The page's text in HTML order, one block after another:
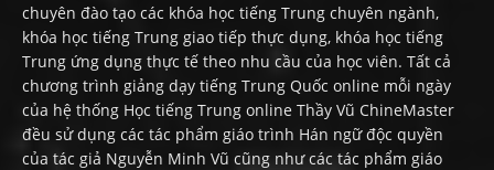
chuyên đào tạo các khóa học tiếng Trung chuyên ngành,
khóa học tiếng Trung giao tiếp thực dụng, khóa học tiếng
Trung ứng dụng thực tế theo nhu cầu của học viên. Tất cả
chương trình giảng dạy tiếng Trung Quốc online mỗi ngày
của hệ thống Học tiếng Trung online Thầy Vũ ChineMaster
đều sử dụng các tác phẩm giáo trình Hán ngữ độc quyền
của tác giả Nguyễn Minh Vũ cũng như các tác phẩm giáo